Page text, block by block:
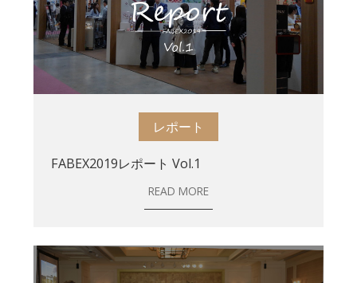
レポート
FABEX2019レポート Vol.1
READ MORE